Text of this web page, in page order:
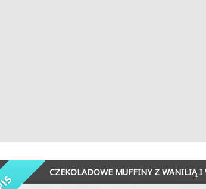
CZEKOLADOWE MUFFINY Z WANILIĄ I